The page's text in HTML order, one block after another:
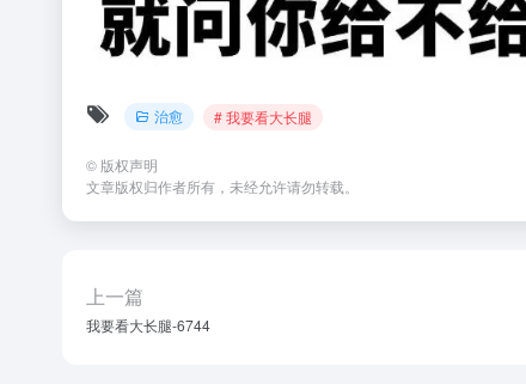
治愈 # 我要看大长腿
© 版权声明
文章版权归作者所有，未经允许请勿转载。
上一篇
我要看大长腿-6744